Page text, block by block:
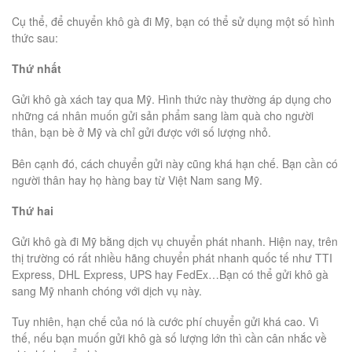
Cụ thể, để chuyển khô gà đi Mỹ, bạn có thể sử dụng một số hình
thức sau:
Thứ nhất
Gửi khô gà xách tay qua Mỹ. Hình thức này thường áp dụng cho
những cá nhân muốn gửi sản phẩm sang làm quà cho người
thân, bạn bè ở Mỹ và chỉ gửi được với số lượng nhỏ.
Bên cạnh đó, cách chuyển gửi này cũng khá hạn chế. Bạn cần có
người thân hay họ hàng bay từ Việt Nam sang Mỹ.
Thứ hai
Gửi khô gà đi Mỹ bằng dịch vụ chuyển phát nhanh. Hiện nay, trên
thị trường có rất nhiều hãng chuyển phát nhanh quốc tế như TTI
Express, DHL Express, UPS hay FedEx…Bạn có thể gửi khô gà
sang Mỹ nhanh chóng với dịch vụ này.
Tuy nhiên, hạn chế của nó là cước phí chuyển gửi khá cao. Vì
thế, nếu bạn muốn gửi khô gà số lượng lớn thì cần cân nhắc về